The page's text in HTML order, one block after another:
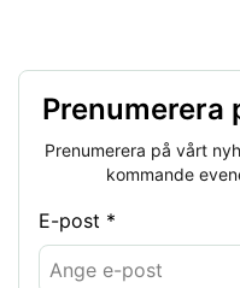
Prenumerera
Prenumerera på vårt
kommande
E-post *